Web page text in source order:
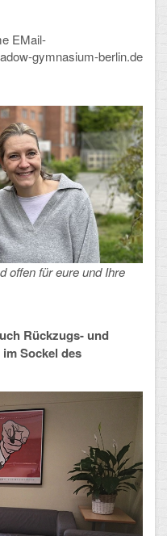
EMail-
gymnasium-berlin.de
offen für eure und Ihre
Rückzugs- und
Sockel des